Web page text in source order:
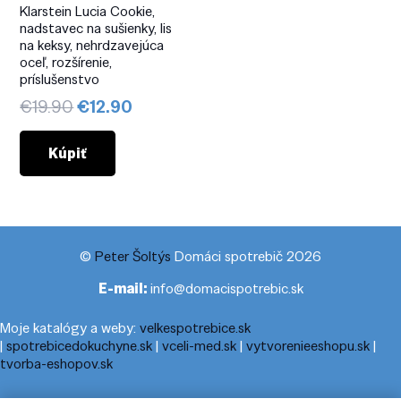
Klarstein Lucia Cookie,
nadstavec na sušienky, lis
na keksy, nehrdzavejúca
oceľ, rozšírenie,
príslušenstvo
€19.90Pôvodná
cena
bola:
€19.90.
€12.90
Kúpiť
© Peter Šoltýs Domáci spotrebič 2026
E-mail:info@domacispotrebic.sk
Moje katalógy a weby: velkespotrebice.sk
| spotrebicedokuchyne.sk| vceli-med.sk| vytvorenieeshopu.sk|
tvorba-eshopov.sk
Moje blogy:cestovnyporiadok.eu|pracanadoma.net|telefonny-